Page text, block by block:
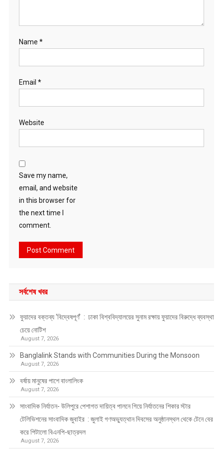
Name *
Email *
Website
Save my name,
email, and website
in this browser for
the next time I
comment.
সর্বশেষ খবর
ফুয়াদের বক্তব্য ‘বিদ্বেষপূর্ণ’ : ঢাকা বিশ্ববিদ্যালয়ের সুনাম রক্ষায় ফুয়াদের বিরুদ্ধে ব্যবস্থা
চেয়ে নোটিশ
August 7, 2026
Banglalink Stands with Communities During the Monsoon
August 7, 2026
বর্ষায় মানুষের পাশে বাংলালিংক
August 7, 2026
সাংবাদিক নির্যাতন- উলিপুরে পেশাগত দায়িত্ব পালনে গিয়ে নির্যাতনের শিকার স্টার
টেলিভিশনের সাংবাদিক জুবাইর : জুলাই গণঅভ্যুত্থান দিবসের অনুষ্ঠানস্থল থেকে টেনে বের
করে পিটালো বিএনপি-ছাত্রদল
August 7, 2026